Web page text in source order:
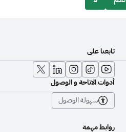
روابط مهمة
تابعنا على
أدوات الاتاحة و الوصول
سهولة الوصول